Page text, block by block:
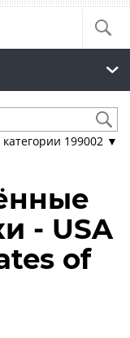
категории 199002 ▼
- USA
of